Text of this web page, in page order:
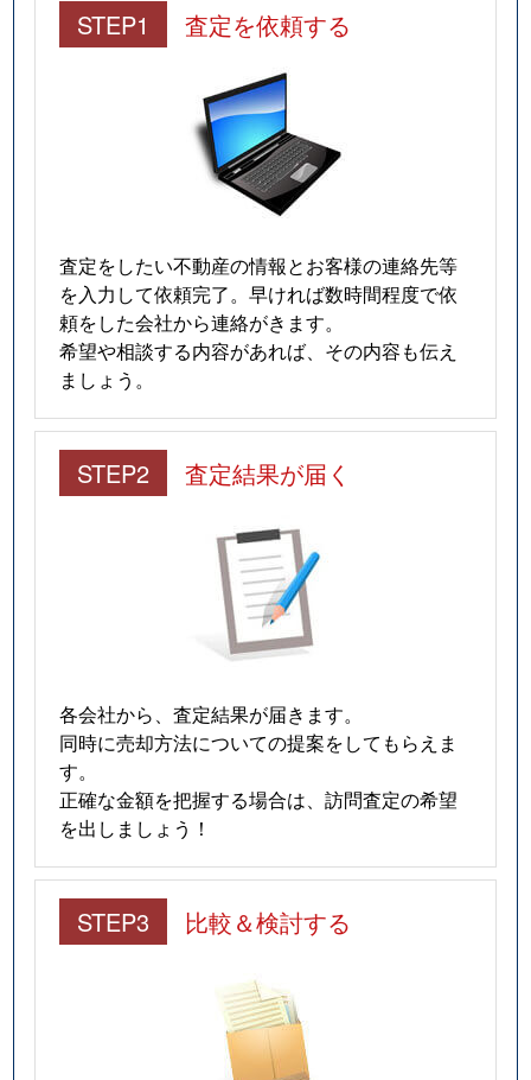
STEP1 査定を依頼する
査定をしたい不動産の情報とお客様の連絡先等
を入力して依頼完了。早ければ数時間程度で依
頼をした会社から連絡がきます。
希望や相談する内容があれば、その内容も伝え
ましょう。
STEP2 査定結果が届く
各会社から、査定結果が届きます。
同時に売却方法についての提案をしてもらえま
す。
正確な金額を把握する場合は、訪問査定の希望
を出しましょう！
STEP3 比較＆検討する